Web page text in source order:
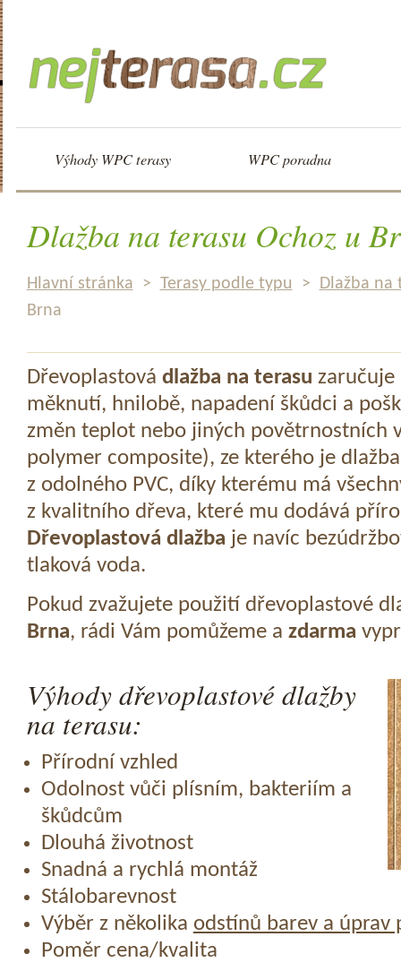
Výhody WPC terasy WPC poradna
Dlažba na terasu Ochoz u
Hlavní stránka > Terasy podle typu >
Dlažba na
Brna
Dřevoplastová dlažba na terasu zaručuje
měknutí, hnilobě, napadení škůdci a
změn teplot nebo jiných povětrnostních
polymer composite), ze kterého je
z odolného PVC, díky kterému má
z kvalitního dřeva, které mu dodává
Dřevoplastová dlažba je navíc
tlaková voda.
Pokud zvažujete použití dřevoplastové
Brna, rádi Vám pomůžeme a zdarma
Výhody dřevoplastové dlažby
na terasu:
Přírodní vzhled
Odolnost vůči plísním, bakteriím a
škůdcům
Dlouhá životnost
Snadná a rychlá montáž
Stálobarevnost
Výběr z několika odstínů barev a úprav
Poměr cena/kvalita